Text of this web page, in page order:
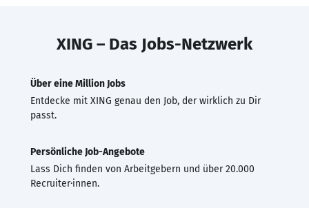
XING – Das Jobs-Netzwerk
Über eine Million Jobs
Entdecke mit XING genau den Job, der wirklich zu Dir
passt.
Persönliche Job-Angebote
Lass Dich finden von Arbeitgebern und über 20.000
Recruiter·innen.